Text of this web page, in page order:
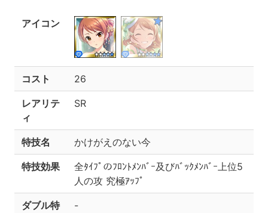
アイコン
コスト 26
レアリテ
ィ
SR
特技名 かけがえのない今
特技効果
全ﾀｲﾌﾟのﾌﾛﾝﾄﾒﾝﾊﾞｰ及びﾊﾞｯｸﾒﾝﾊﾞｰ上位5
人の攻 究極ｱｯﾌﾟ
ダブル特
-